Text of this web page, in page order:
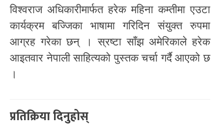
विश्वराज अधिकारीमार्फत हरेक महिना कम्तीमा एउटा
कार्यक्रम बज्जिका भाषामा गरिदिन संयुक्त रुपमा
आग्रह गरेका छन् । स्रष्टा साँझ अमेरिकाले हरेक
आइतवार नेपाली साहित्यको पुस्तक चर्चा गर्दै आएको छ
।
प्रतिक्रिया दिनुहोस्